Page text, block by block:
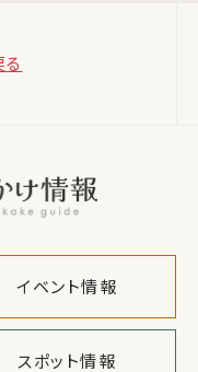
イベント情報
スポット情報